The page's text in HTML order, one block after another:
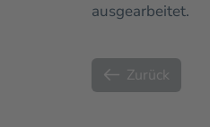
ausgearbeitet.
Zurück